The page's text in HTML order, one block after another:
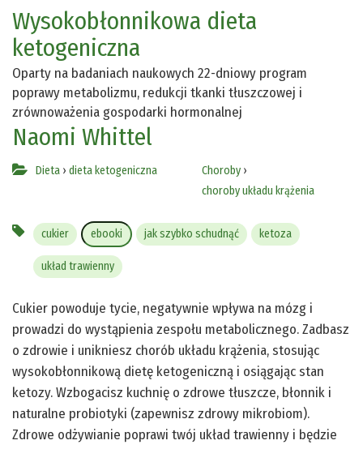
Wysokobłonnikowa dieta
ketogeniczna
Oparty na badaniach naukowych 22-dniowy program
poprawy metabolizmu, redukcji tkanki tłuszczowej i
zrównoważenia gospodarki hormonalnej
Naomi Whittel
Dieta › dieta ketogeniczna Choroby›
choroby układu krążenia
cukier ebooki jak szybko schudnąć ketoza
układ trawienny
Cukier powoduje tycie, negatywnie wpływa na mózg i
prowadzi do wystąpienia zespołu metabolicznego. Zadbasz
o zdrowie i unikniesz chorób układu krążenia, stosując
wysokobłonnikową dietę ketogeniczną i osiągając stan
ketozy. Wzbogacisz kuchnię o zdrowe tłuszcze, błonnik i
naturalne probiotyki (zapewnisz zdrowy mikrobiom).
Zdrowe odżywianie poprawi twój układ trawienny i będzie